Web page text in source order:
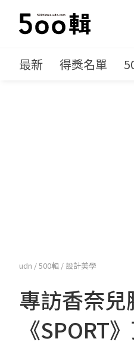
最新 得獎名單
udn /500輯 / 設計美學
專訪香奈
《SPORT